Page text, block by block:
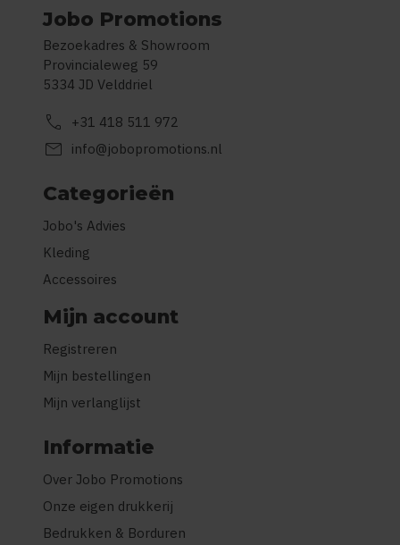
Jobo Promotions
Bezoekadres & Showroom
Provincialeweg 59
5334 JD Velddriel
call +31 418 511 972
mail info@jobopromotions.nl
Categorieën
Jobo's Advies
Kleding
Accessoires
Mijn account
Registreren
Mijn bestellingen
Mijn verlanglijst
Informatie
Over Jobo Promotions
Onze eigen drukkerij
Bedrukken & Borduren